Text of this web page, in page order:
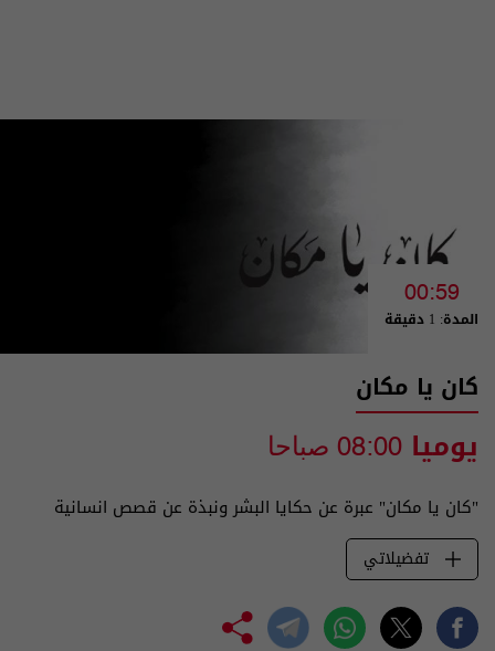
00:59
المدة: 1 دقيقة
كان يا مكان
يوميا 08:00 صباحا
"كان يا مكان" عبرة عن حكايا البشر ونبذة عن قصص انسانية
تفضيلاتي